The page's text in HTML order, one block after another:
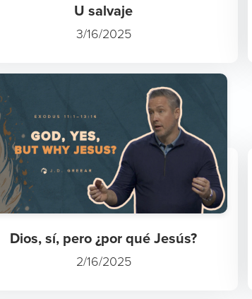
U salvaje
3/16/2025
Dios, sí, pero ¿por qué Jesús?
2/16/2025